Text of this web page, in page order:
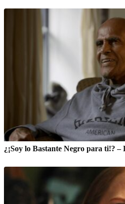
¿¡Soy lo Bastante Negro para ti!?